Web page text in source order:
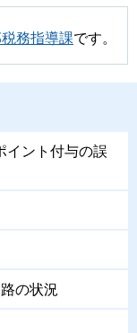
務指導課です。
イント付与の誤
の状況